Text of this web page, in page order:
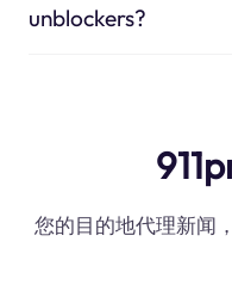
unblockers?
您的目的地代理新闻